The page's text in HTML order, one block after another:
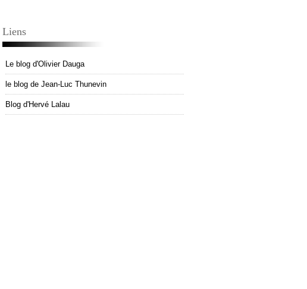
Liens
Le blog d'Olivier Dauga
le blog de Jean-Luc Thunevin
Blog d'Hervé Lalau